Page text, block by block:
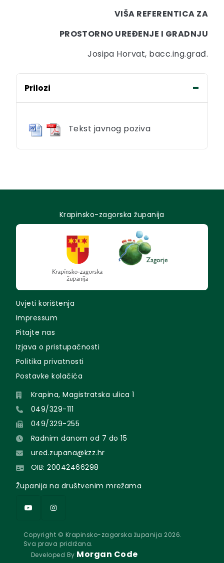
VIŠA REFERENTICA ZA
PROSTORNO UREĐENJE I GRADNJU
Josipa Horvat, bacc.ing.građ.
Prilozi
Tekst javnog poziva
Krapinsko-zagorska županija
Uvjeti korištenja
Impressum
Pitajte nas
Izjava o pristupačnosti
Politika privatnosti
Postavke kolačića
Krapina, Magistratska ulica 1
049/329-111
049/329-255
Radnim danom od 7 do 15
ured.zupana@kzz.hr
OIB: 20042466298
Županija na društvenim mrežama
Copyright © Krapinsko-zagorska županija 2026.
Sva prava pridržana.
Developed By Morgan Code